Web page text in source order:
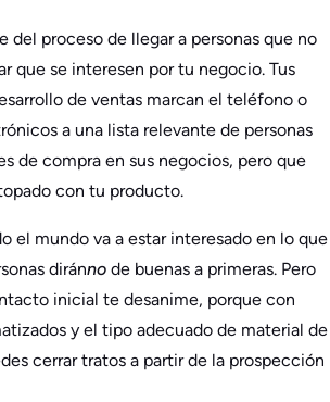
del proceso de llegar a personas que no
que se interesen por tu negocio. Tus
de ventas marcan el teléfono o
a una lista relevante de personas
de compra en sus negocios, pero que
con tu producto.
el mundo va a estar interesado en lo que
diránno de buenas a primeras. Pero
inicial te desanime, porque con
y el tipo adecuado de material de
cerrar tratos a partir de la prospección